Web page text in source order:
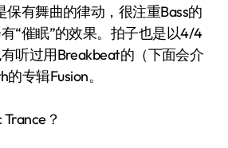
保有舞曲的律动，很注重Bass的
“催眠”的效果。拍子也是以4/4
听过用Breakbeat的（下面会介
专辑Fusion。
？